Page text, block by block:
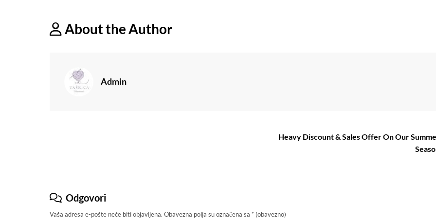
About the Author
Admin
Heavy Discount & Sales Offer On Our
Odgovori
Vaša adresa e-pošte neće biti objavljena. Obavezna polja su označena sa * (obavezno)